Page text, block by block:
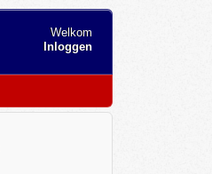
Welkom
Inloggen